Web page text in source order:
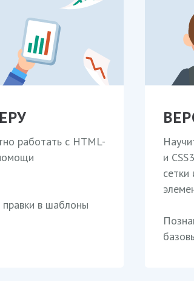
работать с HTML-
в шаблоны
и